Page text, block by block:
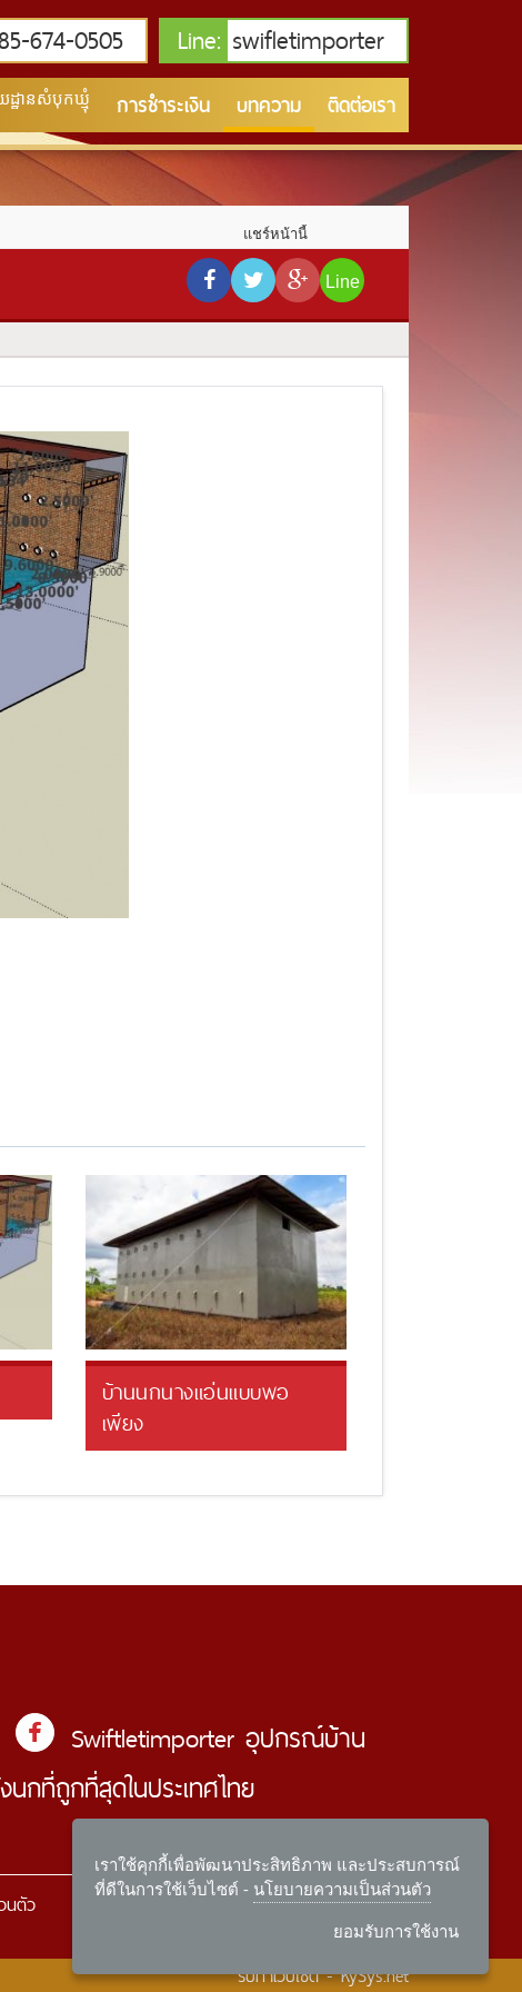
674-0505 Line: swifletimporter
ឋានសំបុកឃ្មុំ การชำระเงิน บทความ ติดต่อเรา
แชร์หน้านี้
Line
บ้านนกนางแอ่นแบบพอ
เพียง
Swiftletimporter อุปกรณ์บ้าน
นกที่ถูกที่สุดในประเทศไทย
นตัว
รับทำเว็บไซต์- KySys.net
เราใช้คุกกี้เพื่อพัฒนาประสิทธิภาพ และประสบการณ์
ที่ดีในการใช้เว็บไซต์ - นโยบายความเป็นส่วนตัว
ยอมรับการใช้งาน